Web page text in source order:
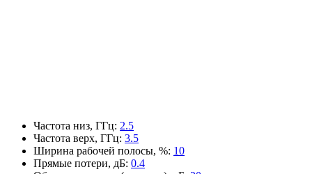
Частота низ, ГГц: 2.5
Частота верх, ГГц: 3.5
Ширина рабочей полосы, %: 10
Прямые потери, дБ: 0.4